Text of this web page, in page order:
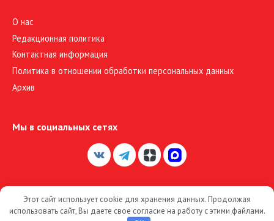
О нас
Редакционная политика
Контактная информация
Политика в отношении обработки персональных данных
Архив
Мы в социальных сетях
© 2026 Большое Радио
Этот сайт использует cookie для хранения данных. Продолжая
использовать сайт, Вы даете свое согласие на работу с этими файлами.